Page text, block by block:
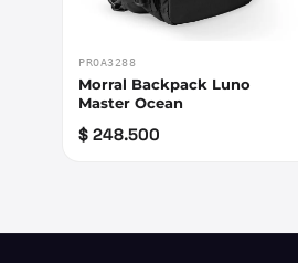
PROA3288
Morral Backpack Luno
Master Ocean
$ 248.500